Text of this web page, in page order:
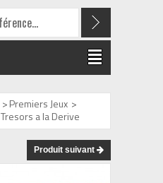
>Premiers Jeux >
Tresors a la Derive
Produit suivant